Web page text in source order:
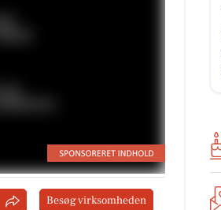
Besøg virksomheden